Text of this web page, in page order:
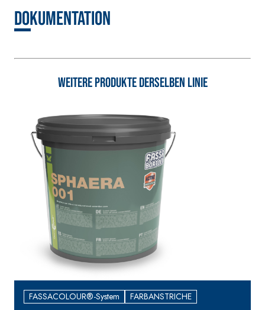
Dokumentation
Weitere Produkte derselben Linie
FASSACOLOUR®-System FARBANSTRICHE
Naturkalk NHL 3,5